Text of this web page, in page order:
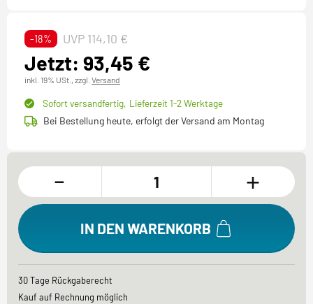
-18% UVP 114,10 €
Jetzt: 93,45 €
inkl. 19% USt., zzgl. Versand
Sofort versandfertig, Lieferzeit 1-2 Werktage
Bei Bestellung heute, erfolgt der Versand am Montag
- +
IN DEN WARENKORB
30 Tage Rückgaberecht
Kauf auf Rechnung möglich